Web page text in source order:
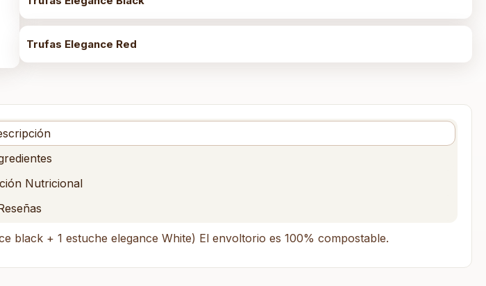
Trufas Elegance Red
Nutricional
black + 1 estuche elegance White) El envoltorio es 100% compostable.